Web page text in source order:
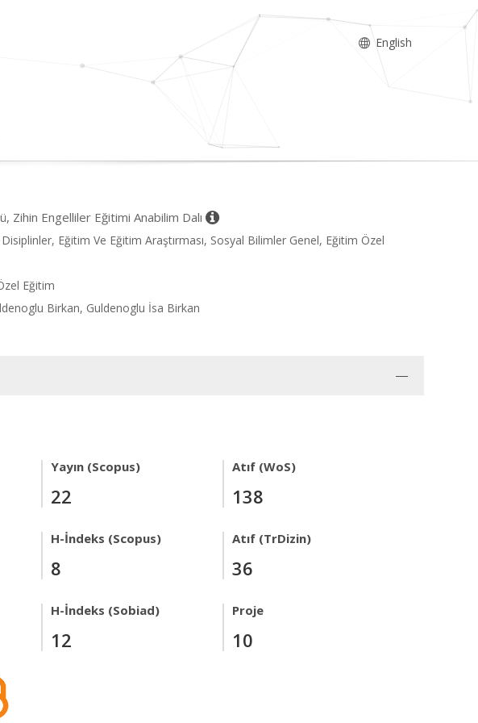
English
Zihin Engelliler Eğitimi Anabilim Dalı
Eğitim Ve Eğitim Araştırması, Sosyal Bilimler Genel, Eğitim Özel
Eğitim
Birkan, Guldenoglu İsa Birkan
Yayın (Scopus)
22
Atıf (WoS)
138
H-İndeks (Scopus)
8
Atıf (TrDizin)
36
H-İndeks (Sobiad)
12
Proje
10